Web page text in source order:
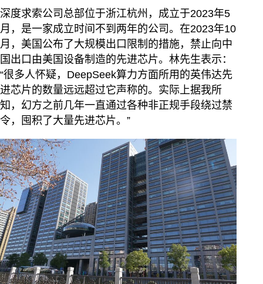
深度求索公司总部位于浙江杭州，成立于2023年5
月，是一家成立时间不到两年的公司。在2023年10
月，美国公布了大规模出口限制的措施，禁止向中
国出口由美国设备制造的先进芯片。林先生表示：
“很多人怀疑，DeepSeek算力方面所用的英伟达先
进芯片的数量远远超过它声称的。实际上据我所
知，幻方之前几年一直通过各种非正规手段绕过禁
令，囤积了大量先进芯片。”